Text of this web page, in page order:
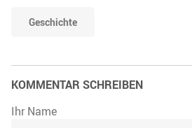
Geschichte
KOMMENTAR SCHREIBEN
Ihr Name